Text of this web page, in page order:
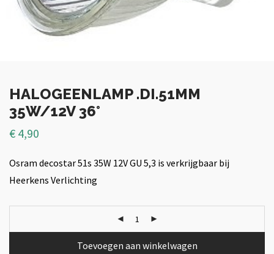
HALOGEENLAMP .DI.51MM
35W/12V 36°
€ 4,90
Osram decostar 51s 35W 12V GU 5,3 is verkrijgbaar bij
Heerkens Verlichting
Toevoegen aan winkelwagen